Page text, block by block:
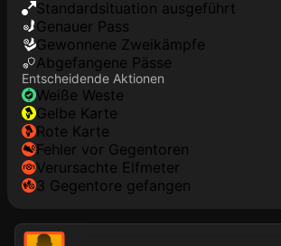
Standardsituation ausgeführt
genauer Pass
Gewonnene Zweikämpfe
Abgefangene Pässe
Entscheidende Aktionen
weiße Weste
gelbe Karte
rote Karte
Fehler vor Gegentoren
Verursachte Elfmeter
3 Gegentore gefangen